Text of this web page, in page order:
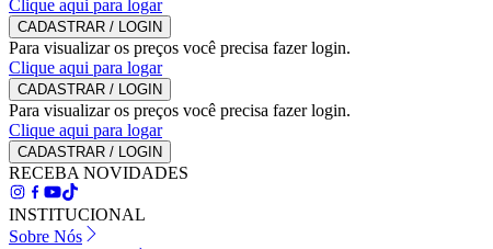
Clique aqui para logar
CADASTRAR / LOGIN
Para visualizar os preços você precisa fazer login.
Clique aqui para logar
CADASTRAR / LOGIN
Para visualizar os preços você precisa fazer login.
Clique aqui para logar
CADASTRAR / LOGIN
RECEBA NOVIDADES
INSTITUCIONAL
Sobre Nós